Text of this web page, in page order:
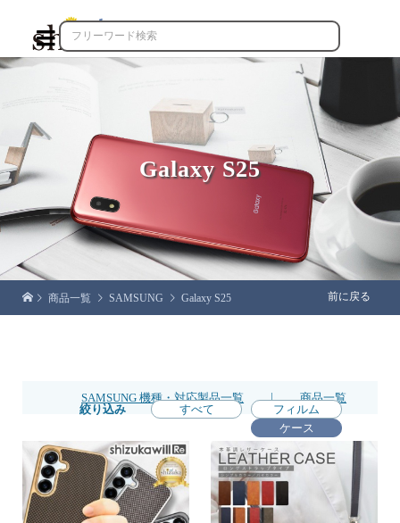

Galaxy S25
商品一覧 SAMSUNG Galaxy S25 前に戻る
SAMSUNG 機種・対応製品一覧 |
商品一覧
絞り込み
すべて
フィルム
ケース